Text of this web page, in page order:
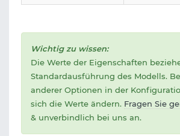
Wichtig zu wissen:
Die Werte der Eigenschaften
Standardausführung des Modells.
anderer Optionen in der
sich die Werte ändern. Fragen Sie
& unverbindlich bei uns an.